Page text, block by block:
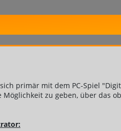
primär mit dem PC-Spiel
zu geben, über das